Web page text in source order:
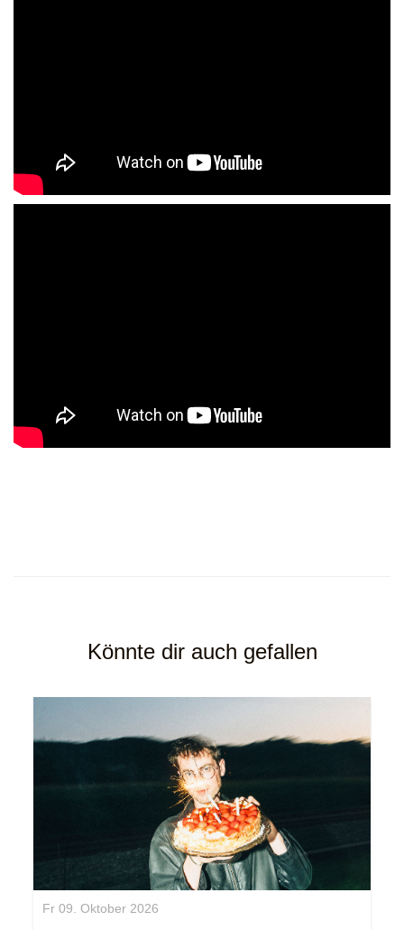
Könnte dir auch gefallen
Fr 09. Oktober 2026